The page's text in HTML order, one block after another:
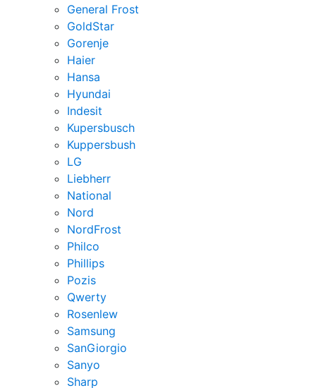
General Frost
GoldStar
Gorenje
Haier
Hansa
Hyundai
Indesit
Kupersbusch
Kuppersbush
LG
Liebherr
National
Nord
NordFrost
Philco
Phillips
Pozis
Qwerty
Rosenlew
Samsung
SanGiorgio
Sanyo
Sharp